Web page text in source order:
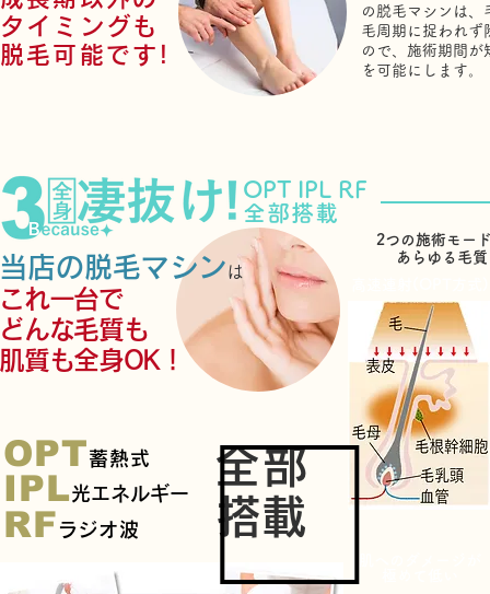
タイミングも
脱毛可能です!
の脱毛マシンは、
毛周期に捉われず
ので、施術期間が
を可能にします。
OPT
IPL RF
全部搭載
当店の脱毛マシンは
これ一台で
どんな毛質も
肌質も全身OK！
OPT蓄熱式
IPL光エネルギー
RF ラジオ波
全部
​搭載
2つの施術モー
あらゆる毛